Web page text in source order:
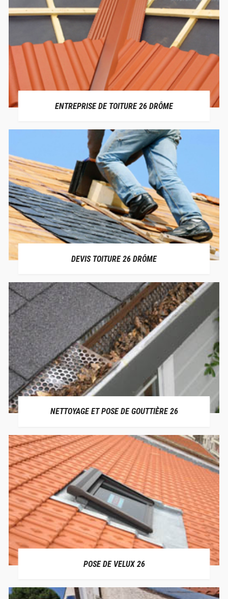
ENTREPRISE DE TOITURE 26 DRÔME
DEVIS TOITURE 26 DRÔME
NETTOYAGE ET POSE DE GOUTTIÈRE 26
POSE DE VELUX 26